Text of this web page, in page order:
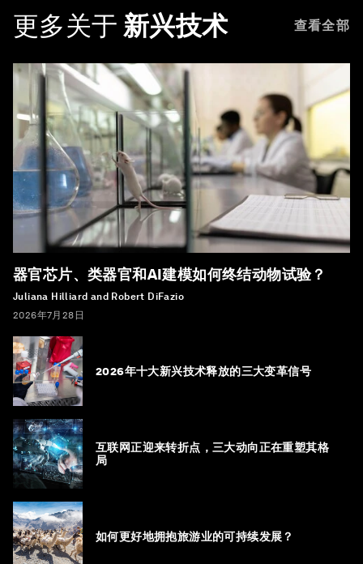
更多关于 新兴技术 查看全部
器官芯片、类器官和AI建模如何终结动物试验？
Juliana Hilliard and Robert DiFazio
2026年7月28日
2026年十大新兴技术释放的三大变革信号
互联网正迎来转折点，三大动向正在重塑其格
局
如何更好地拥抱旅游业的可持续发展？